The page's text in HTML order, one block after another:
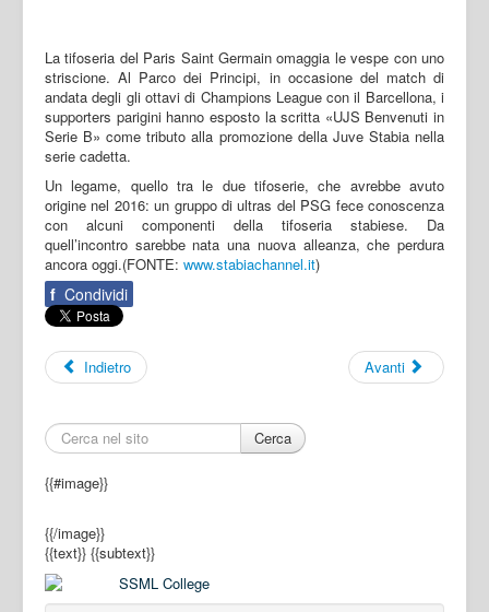
La tifoseria del Paris Saint Germain omaggia le vespe con uno
striscione. Al Parco dei Principi, in occasione del match di
andata degli gli ottavi di Champions League con il Barcellona, i
supporters parigini hanno esposto la scritta «UJS Benvenuti in
Serie B» come tributo alla promozione della Juve Stabia nella
serie cadetta.
Un legame, quello tra le due tifoserie, che avrebbe avuto
origine nel 2016: un gruppo di ultras del PSG fece conoscenza
con alcuni componenti della tifoseria stabiese. Da
quell’incontro sarebbe nata una nuova alleanza, che perdura
ancora oggi.(FONTE: www.stabiachannel.it)
f Condividi
Indietro Avanti
Cerca
{{#image}}
{{/image}}
{{text}} {{subtext}}